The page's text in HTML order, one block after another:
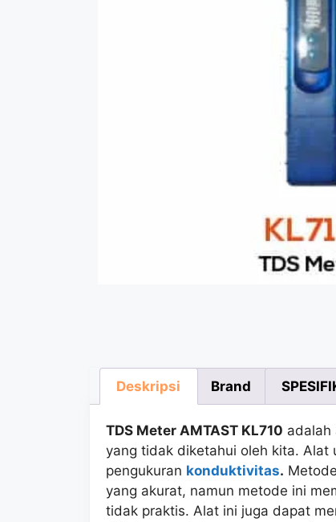
Deskripsi Brand
TDS Meter AMTAST KL710 adalah
yang tidak diketahui oleh kita. Alat
pengukuran konduktivitas.
yang akurat, namun metode ini
tidak praktis. Alat ini juga dapat